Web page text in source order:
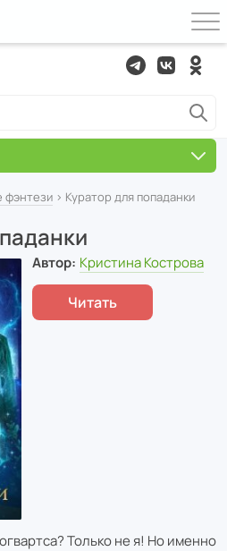
› Куратор для попаданки
Автор: Кристина Кострова
Читать
Только не я! Но именно